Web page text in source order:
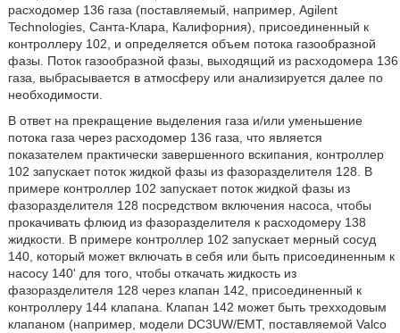
расходомер 136 газа (поставляемый, например, Agilent
Technologies, Санта-Клара, Калифорния), присоединенный к
контроллеру 102, и определяется объем потока газообразной
фазы. Поток газообразной фазы, выходящий из расходомера 136
газа, выбрасывается в атмосферу или анализируется далее по
необходимости.
В ответ на прекращение выделения газа и/или уменьшение
потока газа через расходомер 136 газа, что является
показателем практически завершенного вскипания, контроллер
102 запускает поток жидкой фазы из фазоразделителя 128. В
примере контроллер 102 запускает поток жидкой фазы из
фазоразделителя 128 посредством включения насоса, чтобы
прокачивать флюид из фазоразделителя к расходомеру 138
жидкости. В примере контроллер 102 запускает мерный сосуд
140, который может включать в себя или быть присоединенным к
насосу 140' для того, чтобы откачать жидкость из
фазоразделителя 128 через клапан 142, присоединенный к
контроллеру 144 клапана. Клапан 142 может быть трехходовым
клапаном (например, модели DC3UW/EMT, поставляемой Valco